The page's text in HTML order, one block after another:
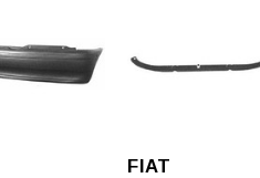
FIAT